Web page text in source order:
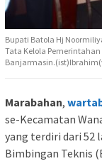
Bupati Batola Hj
Tata Kelola
Marabahan,
se-Kecamatan
yang terdiri dari 52
Bimbingan Teknis